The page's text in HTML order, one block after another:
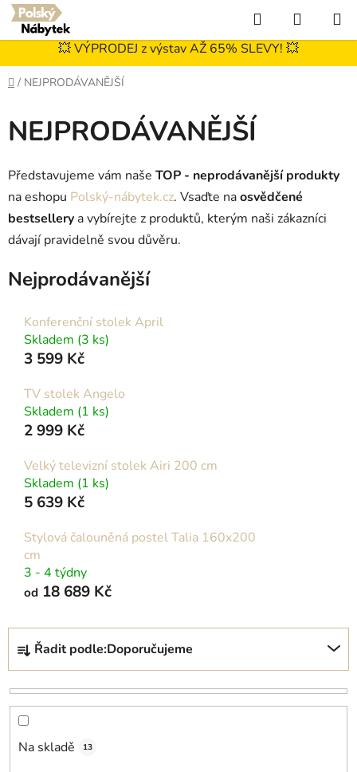
Přejít
na
obsah
Hledat
KOŠÍK
💥 VÝPRODEJ z výstav AŽ 65% SLEVY! 💥
Domů
/ NEJPRODÁVANĚJŠÍ
NEJPRODÁVANĚJŠÍ
Představujeme vám naše TOP - neprodávanější produkty
na eshopu Polský-nábytek.cz. Vsaďte naosvědčené
bestsellery a vybírejte z produktů, kterým naši zákazníci
dávají pravidelně svou důvěru.
Nejprodávanější
Konferenční stolek April
Skladem (3 ks)
3 599 Kč
TV stolek Angelo
Skladem (1 ks)
2 999 Kč
Velký televizní stolek Airi 200 cm
Skladem (1 ks)
5 639 Kč
Stylová čalouněná postel Talia 160x200
cm
3 - 4 týdny
od 18 689 Kč
Ř
z
e
Řadit podle:Doporučujeme
Na skladě 13